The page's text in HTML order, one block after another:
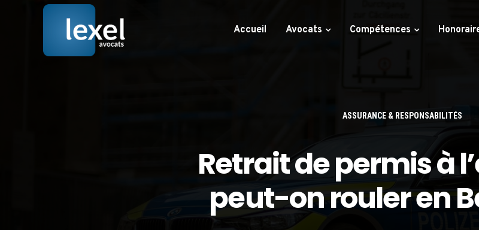
Accueil Avocats Compétences
ASSURANCE & RESPONSABILITÉS
Retrait de permis à
peut-on rouler en